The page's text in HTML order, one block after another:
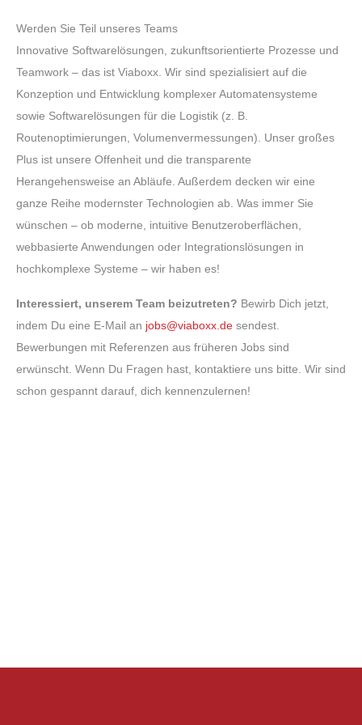
Werden Sie Teil unseres Teams
Innovative Softwarelösungen, zukunftsorientierte Prozesse und
Teamwork – das ist Viaboxx. Wir sind spezialisiert auf die
Konzeption und Entwicklung komplexer Automatensysteme
sowie Softwarelösungen für die Logistik (z. B.
Routenoptimierungen, Volumenvermessungen). Unser großes
Plus ist unsere Offenheit und die transparente
Herangehensweise an Abläufe. Außerdem decken wir eine
ganze Reihe modernster Technologien ab. Was immer Sie
wünschen – ob moderne, intuitive Benutzeroberflächen,
webbasierte Anwendungen oder Integrationslösungen in
hochkomplexe Systeme – wir haben es!
Interessiert, unserem Team beizutreten? Bewirb Dich jetzt,
indem Du eine E-Mail an jobs@viaboxx.de sendest.
Bewerbungen mit Referenzen aus früheren Jobs sind
erwünscht. Wenn Du Fragen hast, kontaktiere uns bitte. Wir sind
schon gespannt darauf, dich kennenzulernen!